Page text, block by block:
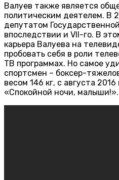
Валуев также является
политическим деятелем. В
депутатом
впоследствии и VII-го. В
карьера Валуева на
пробовать себя в роли
ТВ программах. Но самое
спортсмен – боксер-
весом 146 кг, с августа
«Спокойной ночи, малыши!».